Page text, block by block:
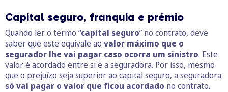
Capital seguro, franquia e prémio
Quando ler o termo “capital seguro” no contrato, deve
saber que este equivale ao valor máximo que o
segurador lhe vai pagar caso ocorra um sinistro. Este
valor é acordado entre si e a seguradora. Por isso, mesmo
que o prejuízo seja superior ao capital seguro, a seguradora
só vai pagar o valor que ficou acordado no contrato.